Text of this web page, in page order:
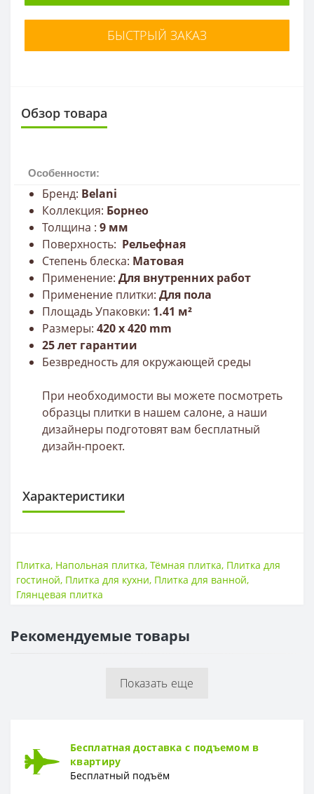
БЫСТРЫЙ ЗАКАЗ
Обзор товара
Особенности:
Бренд: Belani
Коллекция: Борнео
Толщина : 9 мм
Поверхность: Рельефная
Степень блеска: Матовая
Применение: Для внутренних работ
Применение плитки: Для пола
Площадь Упаковки: 1.41 м²
Размеры: 420х 420 mm
25 лет гарантии
Безвредность для окружающей среды
При необходимости вы можете посмотреть
образцы плитки в нашем салоне, а наши
дизайнеры подготовят вам бесплатный
дизайн-проект.
Характеристики
Размер
420*420
Тип
Толщина
Поверхность
Плитка, Напольная плитка,Тёмная плитка, Плитка для
гостиной, Плитка для кухни, Плитка для ванной,
Глянцевая плитка
Рекомендуемые товары
Показать еще
Бесплатная доставка с подъемом в
квартиру
Бесплатный подъём